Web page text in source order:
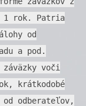
1 rok. Patria
od
a pod.
voči
krátkodobé
od odberateľov,